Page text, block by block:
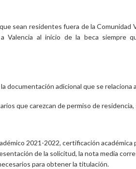
sean residentes fuera de la Comunidad
Valencia al inicio de la beca siempre
documentación adicional que se relaciona
que carezcan de permiso de residencia,
2021-2022, certificación
de la solicitud, la nota media
para obtener la titulación.